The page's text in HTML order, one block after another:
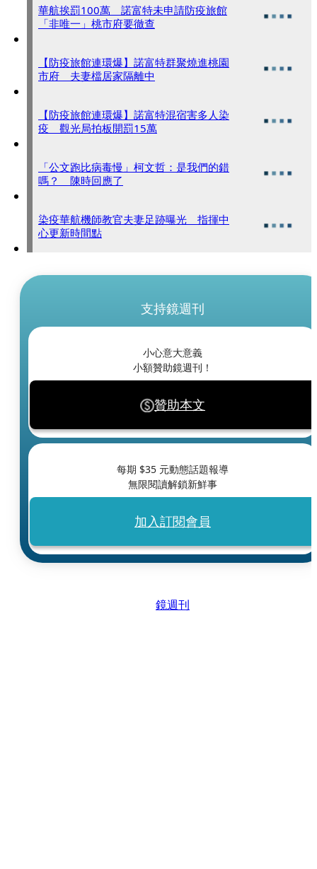
華航挨罰100萬 諾富特未申請防疫旅館
「非唯一」桃市府要徹查
【防疫旅館連環爆】諾富特群聚燒進桃園
市府 夫妻檔居家隔離中
【防疫旅館連環爆】諾富特混宿害多人染
疫 觀光局拍板開罰15萬
「公文跑比病毒慢」柯文哲：是我們的錯
嗎？ 陳時回應了
染疫華航機師教官夫妻足跡曝光 指揮中
心更新時間點
支持鏡週刊
小心意大意義
小額贊助鏡週刊！
贊助本文
每期 $35 元動態話題報導
無限閱讀解鎖新鮮事
加入訂閱會員
鏡週刊